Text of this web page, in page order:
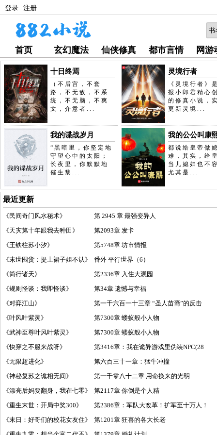
登录 注册
首页 玄幻魔法 仙侠修真 都市言情 网游
十日终焉
（不后宫，不套
路，不无敌，不系
统，不无脑，不爽
文，介意者...
灵境行者
《灵境行者》
报小郎君精心
的修真小说，
更新灵境...
我的谍战岁月
“黑暗里，你坚定地
守望心中的太阳；
长夜里，你默默地
催生黎...
我的公公叫康
都说给皇帝做
难，其实，给
当儿媳妇也不
尤其是...
最近更新
《 民间奇门风水秘术》
第 2945 章 最强变异人
《天灾第十年跟我去种田 》
第2093章 发卡
《王铁柱苏小汐》
第5748章 坊市情报
《末世囤货：提上裙子姐不认》
番外 平行世界（6）
《简行诸天》
第2336章 入住大观园
《规则怪谈：我即怪谈》
第34章 遗憾与幸福
《对弈江山》
第一千六百一十三章 “圣人苗裔”的反击
《叶风叶紫灵 》
第7300章 蝼蚁般小人物
《武神至尊叶风叶紫灵 》
第7300章 蝼蚁般小人物
《快穿之不服来战呀》
第3416章：我在诡异游戏里伪装NPC(28
《无限超进化》
第六百三十一章：猛牛冲撞
《神秘复苏之诡相无间》
第一千零八十二章 用命换来的光明
《漂亮后妈要翻身，我在七零》
第2117章 你倒是个人精
《重生末世：开局中奖300》
第2386章：军队大改革！扩军至十万人！
《末日：好哥们的校花女友住》
第1201章 狂喜的各大长老